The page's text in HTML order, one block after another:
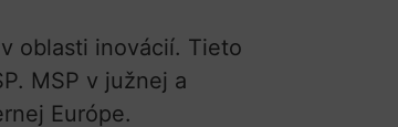
oblasti inovácií. Tieto
MSP v južnej a
Európe.